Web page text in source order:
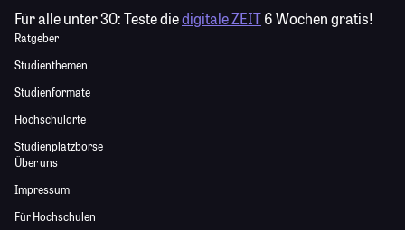
Für alle unter 30:Teste diedigitale ZEIT6 Wochen gratis!
Ratgeber
Studienthemen
Studienformate
Hochschulorte
Studienplatzbörse
Über uns
Impressum
Für Hochschulen